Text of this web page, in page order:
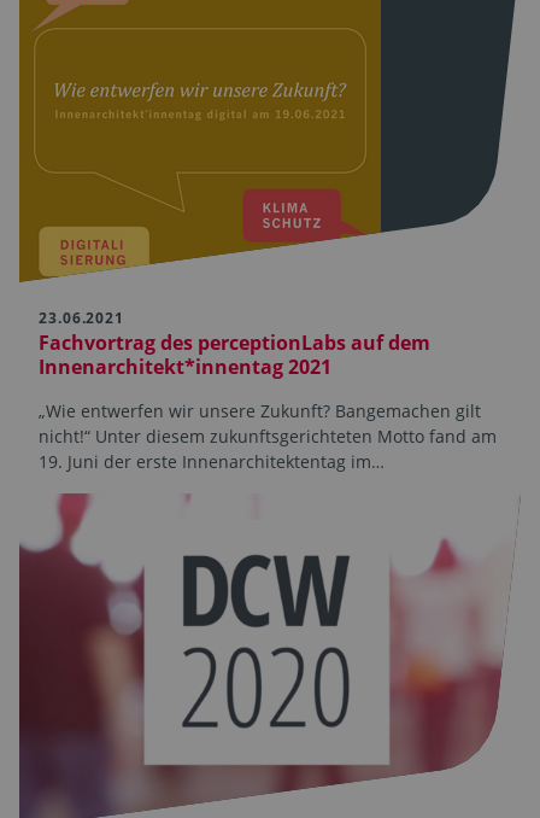
23.06.2021
Fachvortrag des perceptionLabs auf dem
Innenarchitekt*innentag 2021
„Wie entwerfen wir unsere Zukunft? Bangemachen gilt
nicht!“ Unter diesem zukunftsgerichteten Motto fand am
19. Juni der erste Innenarchitektentag im…